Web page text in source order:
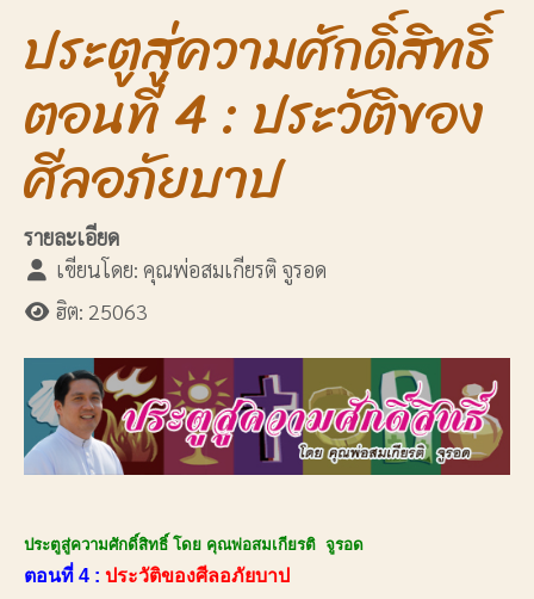
ประตูสู่ความศักดิ์สิทธิ์
ตอนที่ 4 : ประวัติของ
ศีลอภัยบาป
รายละเอียด
เขียนโดย: คุณพ่อสมเกียรติ จูรอด
ฮิต: 25063
ประตูสู่ความศักดิ์สิทธิ์ โดย คุณพ่อสมเกียรติ จูรอด
ตอนที่ 4 : ประวัติของศีลอภัยบาป